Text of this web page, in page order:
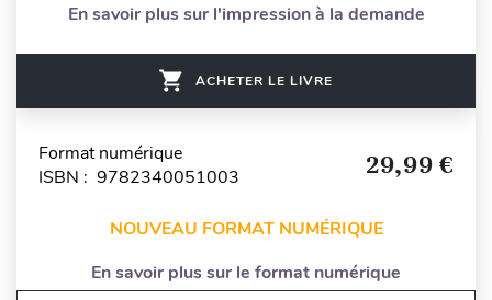
En savoir plus sur l'impression à la demande
ACHETER LE LIVRE
Format numérique
ISBN : 9782340051003
29,99 €
NOUVEAU FORMAT NUMÉRIQUE
En savoir plus sur le format numérique